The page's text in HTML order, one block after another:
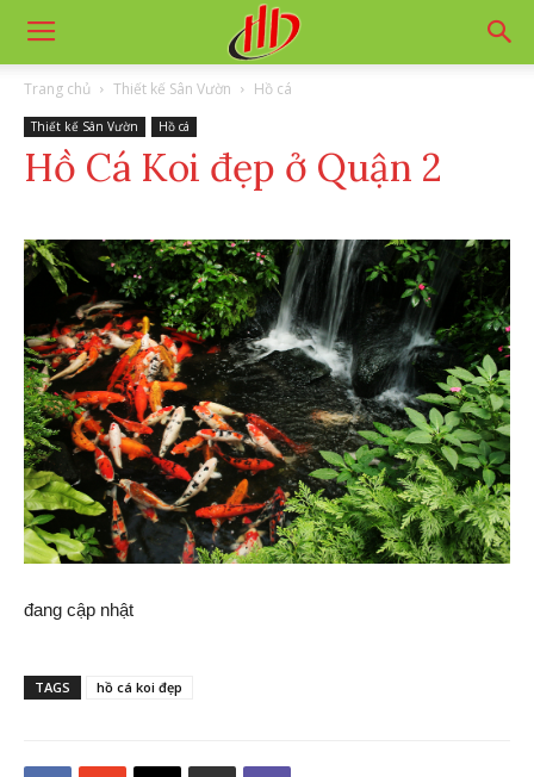
Trang chủ Thiết kế Sân Vườn Hồ cá
Thiết kế Sân Vườn Hồ cá
Hồ Cá Koi đẹp ở Quận 2
đang cập nhật
TAGS hồ cá koi đẹp